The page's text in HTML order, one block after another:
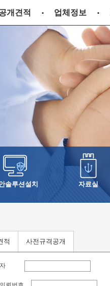
개견적 업체정보
솔루션설치 자료실
적 사전규격공개